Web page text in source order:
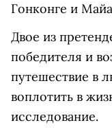
Гонконге и
Двое из
победителя и
путешествие в
воплотить в
исследование.